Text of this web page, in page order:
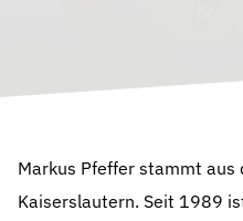
Markus Pfeffer stammt aus
Kaiserslautern. Seit 1989